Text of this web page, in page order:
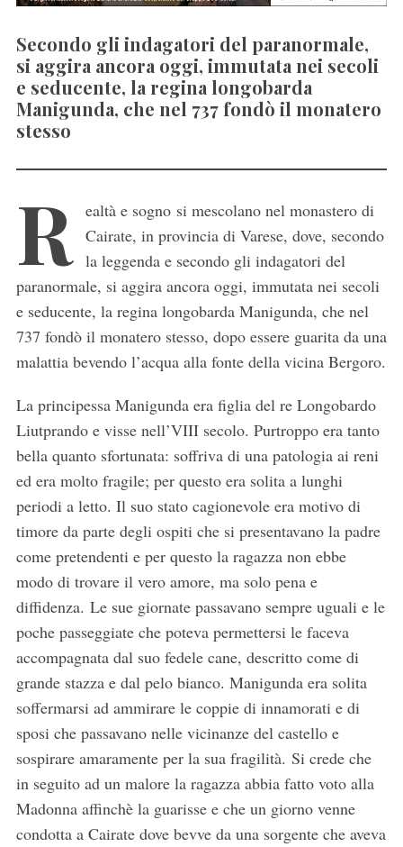
Secondo gli indagatori del paranormale,
si aggira ancora oggi, immutata nei secoli
e seducente, la regina longobarda
Manigunda, che nel 737 fondò il monatero
stesso
R
ealtà e sogno si mescolano nel monastero di
Cairate, in provincia di Varese, dove, secondo
la leggenda e secondo gli indagatori del
paranormale, si aggira ancora oggi, immutata nei secoli
e seducente, la regina longobarda Manigunda, che nel
737 fondò il monatero stesso, dopo essere guarita da una
malattia bevendo l’acqua alla fonte della vicina Bergoro.
La principessa Manigunda era figlia del re Longobardo
Liutprando e visse nell’VIII secolo. Purtroppo era tanto
bella quanto sfortunata: soffriva di una patologia ai reni
ed era molto fragile; per questo era solita a lunghi
periodi a letto. Il suo stato cagionevole era motivo di
timore da parte degli ospiti che si presentavano la padre
come pretendenti e per questo la ragazza non ebbe
modo di trovare il vero amore, ma solo pena e
diffidenza. Le sue giornate passavano sempre uguali e le
poche passeggiate che poteva permettersi le faceva
accompagnata dal suo fedele cane, descritto come di
grande stazza e dal pelo bianco. Manigunda era solita
soffermarsi ad ammirare le coppie di innamorati e di
sposi che passavano nelle vicinanze del castello e
sospirare amaramente per la sua fragilità. Si crede che
in seguito ad un malore la ragazza abbia fatto voto alla
Madonna affinchè la guarisse e che un giorno venne
condotta a Cairate dove bevve da una sorgente che aveva